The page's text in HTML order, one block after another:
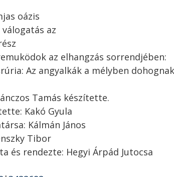
oázis
válogatás az
az elhangzás sorrendjében:
Az angyalkák a mélyben
Tamás készítette.
Kakó Gyula
Kálmán János
Tibor
és rendezte: Hegyi Árpád Jutocsa